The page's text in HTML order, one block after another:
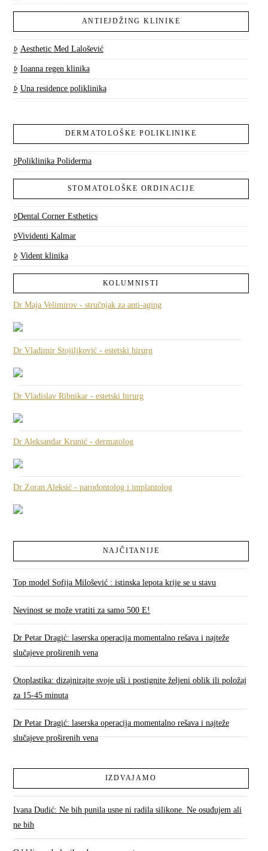
ANTIEJDŽING KLINIKE
Aesthetic Med Lalošević
Ioanna regen klinika
Una residence poliklinika
DERMATOLOŠKE POLIKLINIKE
Poliklinika Poliderma
STOMATOLOŠKE ORDINACIJE
Dental Corner Esthetics
Vividenti Kalmar
Vident klinika
KOLUMNISTI
Dr Maja Velimirov - stručnjak za anti-aging
Dr Vladimir Stojiljković - estetski hirurg
Dr Vladislav Ribnikar - estetski hirurg
Dr Aleksandar Krunić - dermatolog
Dr Zoran Aleksić - parodontolog i implantolog
NAJČITANIJE
Top model Sofija Milošević : istinska lepota krije se u stavu
Nevinost se može vratiti za samo 500 E!
Dr Petar Dragić: laserska operacija momentalno rešava i najteže
slučajeve proširenih vena
Otoplastika: dizajnirajte svoje uši i postignite željeni oblik ili položaj
za 15-45 minuta
Dr Petar Dragić: laserska operacija momentalno rešava i najteže
slučajeve proširenih vena
IZDVAJAMO
Ivana Dudić: Ne bih punila usne ni radila silikone. Ne osuđujem ali
ne bih